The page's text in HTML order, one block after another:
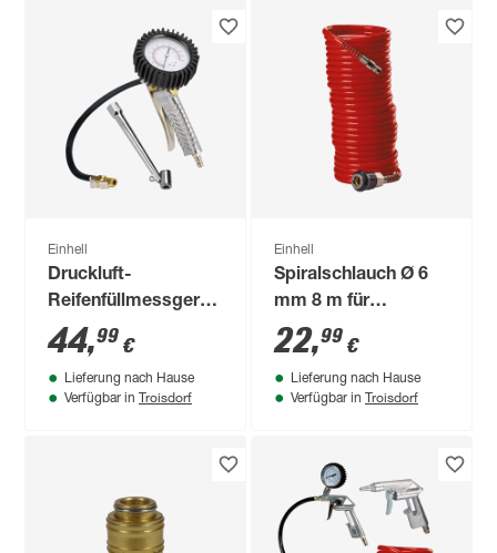
Einhell
Druckluft-
Reifenfüllmessgerät
8 bar
44,99 €
Lieferung nach Hause
Verfügbar in Troisdorf
Einhell
Spiralschlauch Ø 6
mm 8 m für
Kompressoren
22,99 €
Lieferung nach Hause
Verfügbar in Troisdorf